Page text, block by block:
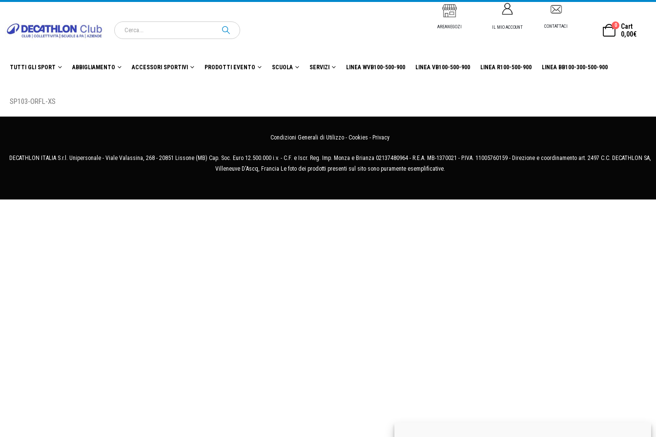
AREANEGOZI IL MIO ACCOUNT CONTATTACI 0
Cart
0,00€
TUTTI GLI SPORT ABBIGLIAMENTO ACCESSORI SPORTIVI PRODOTTI EVENTO SCUOLA SERVIZI LINEA WVB100-500-900 LINEA VB100-500-900 LINEA R100-500-900 LINEA BB100-300-500-900
SP103-ORFL-XS
Condizioni Generali di Utilizzo - Cookies - Privacy
DECATHLON ITALIA S.r.l. Unipersonale - Viale Valassina, 268 - 20851 Lissone (MB) Cap. Soc. Euro 12.500.000 i.v. - C.F. e Iscr. Reg. Imp. Monza e Brianza 02137480964 - R.E.A. MB-1370021 - P.IVA. 11005760159 - Direzione e coordinamento art. 2497 C.C. DECATHLON SA,
Villeneuve D'Ascq, Francia Le foto dei prodotti presenti sul sito sono puramente esemplificative.